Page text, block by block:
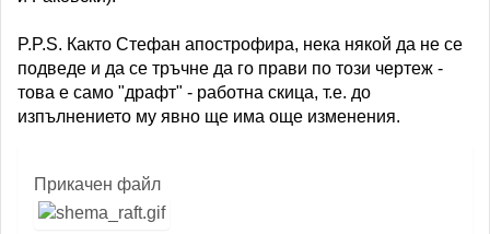
P.P.S. Както Стефан апострофира, нека някой да не се
подведе и да се тръчне да го прави по този чертеж -
това е само "драфт" - работна скица, т.е. до
изпълнението му явно ще има още изменения.
Прикачен файл